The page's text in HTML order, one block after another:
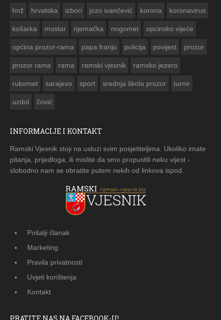
hnž hrvatska izbori jozo ivančević korona koronavirus
košarka mostar njemačka nogomet opcinsko vijeće
općina prozor-rama papa franjo policija povijest prozor
prozor rama rama ramski vjesnik ramsko jezero
rukomet sarajevo sport srednja škola prozor turnir
uzdol čović
INFORMACIJE I KONTAKT
Ramski Vjesnik stoji na usluzi svim posjetiteljima. Ukoliko imate
pitanja, prijedloga, ili mislite da smo propustili neku vijest -
slobodno nam se obratite putem nekih od linkova ispod.
Pošalji članak
Marketing
Pravila privatnosti
Uvjeti korištenja
Kontakt